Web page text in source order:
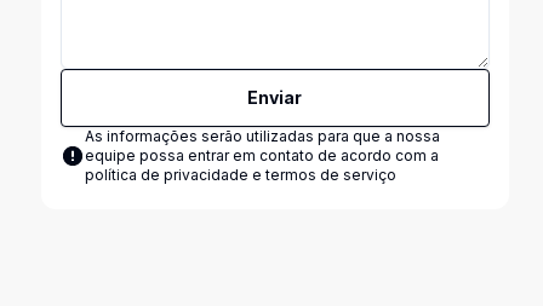
Enviar
As informações serão utilizadas para que a nossa
equipe possa entrar em contato de acordo com a
política de privacidade e termos de serviço